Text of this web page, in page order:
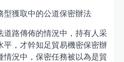
獲取中的公道保密辦法
路傳佈的情況中，持有人采
，才幹知足貿易機密保密辦
況中，保密任務被以為是貿